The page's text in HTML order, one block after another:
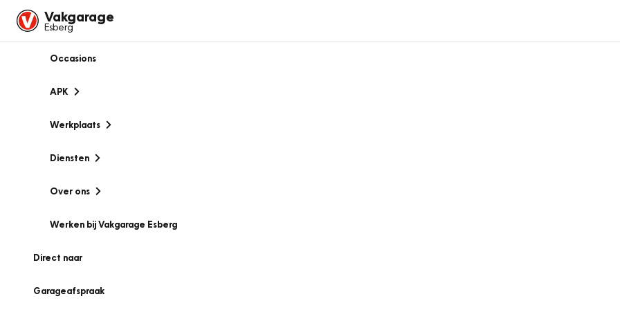
Vakgarage
Esberg
Occasions
APK
Werkplaats
Diensten
Over ons
Werken bij Vakgarage Esberg
Direct naar
Garageafspraak